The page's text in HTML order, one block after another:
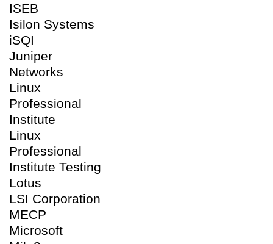
ISEB
Isilon Systems
iSQI
Juniper
Networks
Linux
Professional
Institute
Linux
Professional
Institute Testing
Lotus
LSI Corporation
MECP
Microsoft